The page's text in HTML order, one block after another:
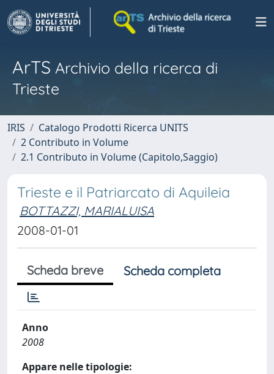
ArTS Archivio della ricerca di
Trieste
IRIS
Catalogo Prodotti Ricerca UNITS
2 Contributo in Volume
2.1 Contributo in Volume (Capitolo,Saggio)
Trieste e il Patriarcato di Aquileia
BOTTAZZI, MARIALUISA
2008-01-01
Scheda breve Scheda completa
Anno
2008
Appare nelle tipologie: